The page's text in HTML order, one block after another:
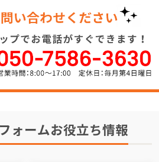
ォームお役立ち情報